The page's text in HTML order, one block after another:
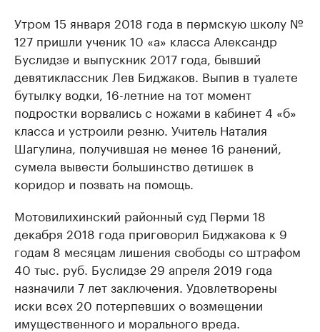
Утром 15 января 2018 года в пермскую школу №
127 пришли ученик 10 «а» класса Александр
Буслидзе и выпускник 2017 года, бывший
девятиклассник Лев Биджаков. Выпив в туалете
бутылку водки, 16-летние на тот момент
подростки ворвались с ножами в кабинет 4 «б»
класса и устроили резню. Учитель Наталия
Шагулина, получившая не менее 16 ранений,
сумела вывести большинство детишек в
коридор и позвать на помощь.
Мотовилихинский районный суд Перми 18
декабря 2018 года приговорил Биджакова к 9
годам 8 месяцам лишения свободы со штрафом
40 тыс. руб. Буслидзе 29 апреля 2019 года
назначили 7 лет заключения. Удовлетворены
иски всех 20 потерпевших о возмещении
имущественного и морального вреда.